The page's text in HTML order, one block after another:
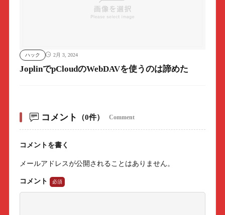
ハック 2月 3, 2024
JoplinでpCloudのWebDAVを使うのは諦めた
コメント （0件） Comment
コメントを書く
メールアドレスが公開されることはありません。
コメント